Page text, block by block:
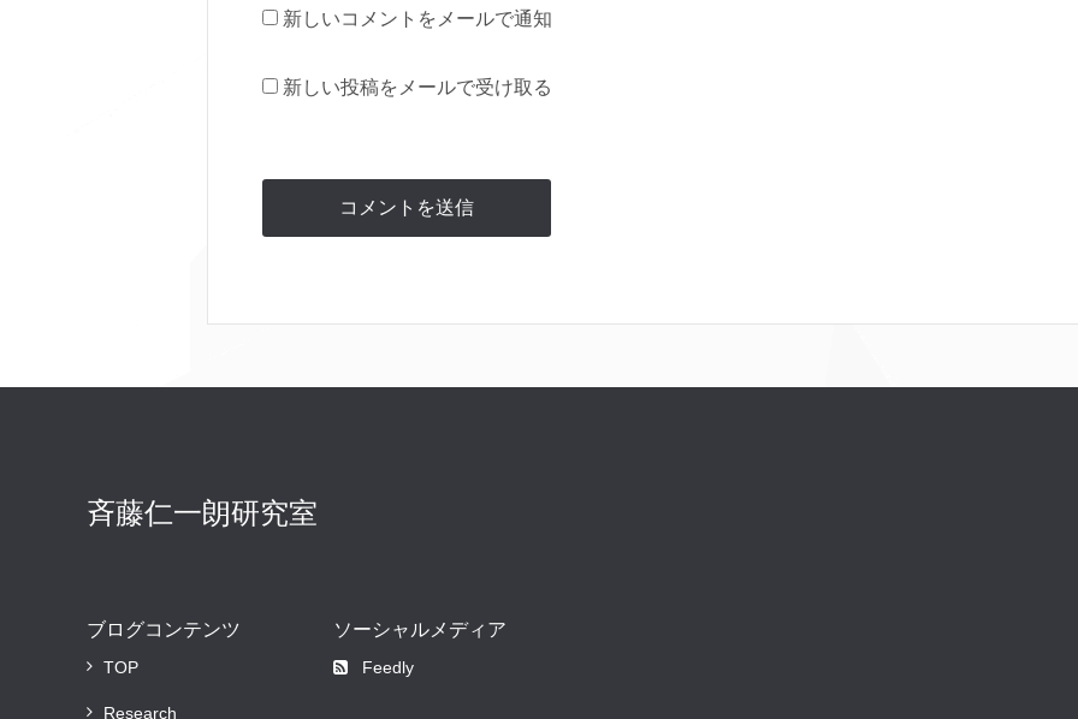
新しいコメントをメールで通知
新しい投稿をメールで受け取る
斉藤仁一朗研究室
ブログコンテンツ
TOP
Research
ソーシャルメディア
Feedly